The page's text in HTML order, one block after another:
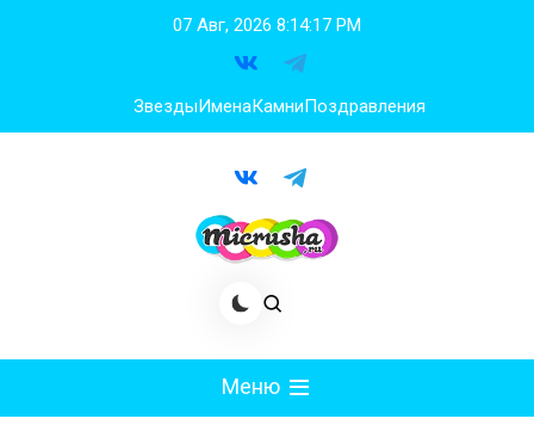
07 Авг, 2026 8:14:19 PM
ЗвездыИменаКамниПоздравления
Меню